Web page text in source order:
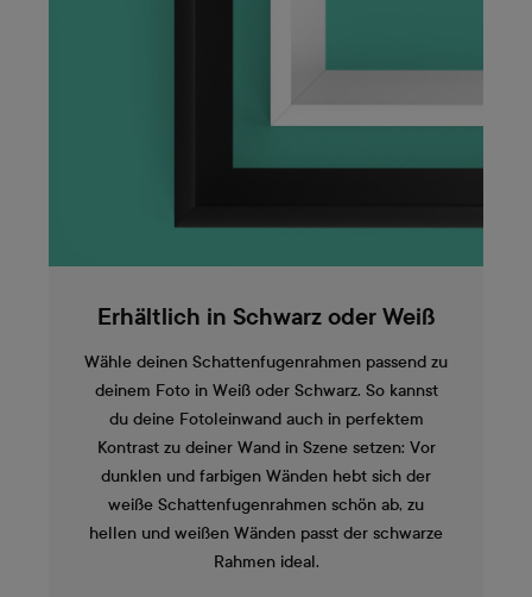
Erhältlich in Schwarz oder Weiß
Wähle deinen Schattenfugenrahmen passend zu
deinem Foto in Weiß oder Schwarz. So kannst
du deine Fotoleinwand auch in perfektem
Kontrast zu deiner Wand in Szene setzen: Vor
dunklen und farbigen Wänden hebt sich der
weiße Schattenfugenrahmen schön ab, zu
hellen und weißen Wänden passt der schwarze
Rahmen ideal.